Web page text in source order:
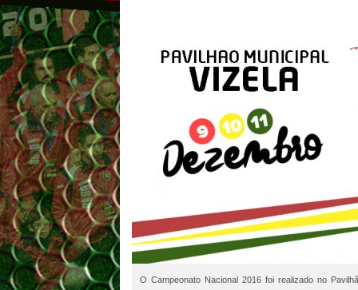
O Campeonato Nacional 2016 foi realizado no